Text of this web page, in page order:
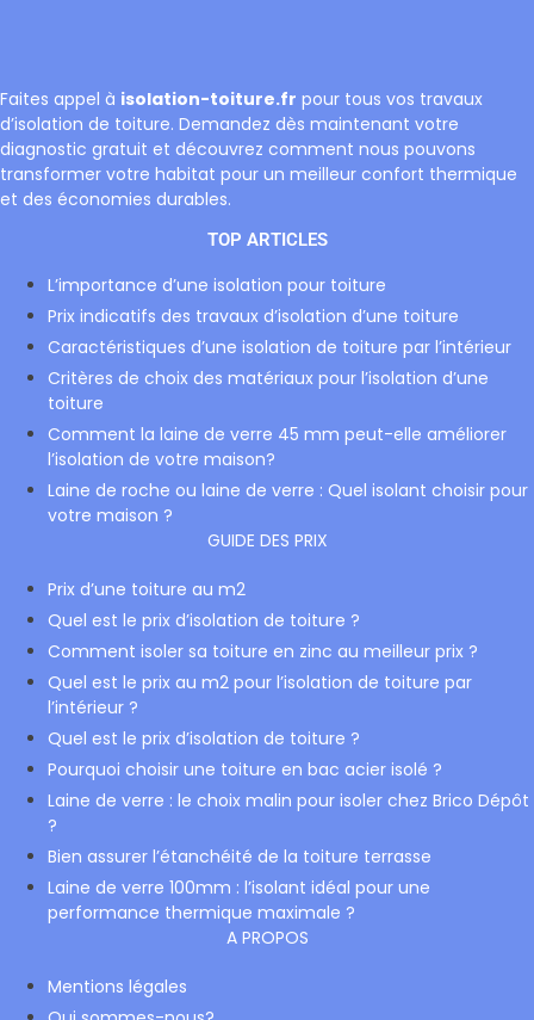
Faites appel à isolation-toiture.fr pour tous vos travaux
d’isolation de toiture. Demandez dès maintenant votre
diagnostic gratuit et découvrez comment nous pouvons
transformer votre habitat pour un meilleur confort thermique
et des économies durables.
TOP ARTICLES
L’importance d’une isolation pour toiture
Prix indicatifs des travaux d’isolation d’une toiture
Caractéristiques d’une isolation de toiture par l’intérieur
Critères de choix des matériaux pour l’isolation d’une
toiture
Comment la laine de verre 45 mm peut-elle améliorer
l’isolation de votre maison?
Laine de roche ou laine de verre : Quel isolant choisir pour
votre maison ?
GUIDE DES PRIX
Prix d’une toiture au m2
Quel est le prix d’isolation de toiture ?
Comment isoler sa toiture en zinc au meilleur prix ?
Quel est le prix au m2 pour l’isolation de toiture par
l’intérieur ?
Quel est le prix d’isolation de toiture ?
Pourquoi choisir une toiture en bac acier isolé ?
Laine de verre : le choix malin pour isoler chez Brico Dépôt
?
Bien assurer l’étanchéité de la toiture terrasse
Laine de verre 100mm : l’isolant idéal pour une
performance thermique maximale ?
A PROPOS
Mentions légales